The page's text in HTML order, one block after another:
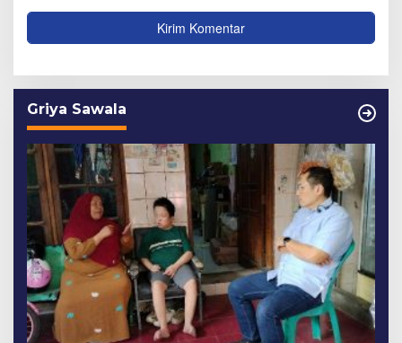
Griya Sawala